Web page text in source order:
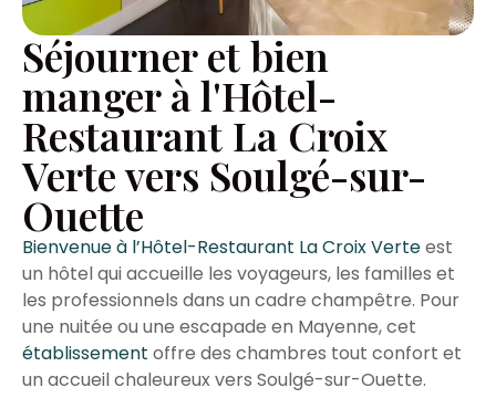
Séjourner et bien
manger à l'Hôtel-
Restaurant La Croix
Verte vers Soulgé-sur-
Ouette
Bienvenue à l’Hôtel-Restaurant La Croix Verteest
un hôtel qui accueille les voyageurs, les familles et
les professionnels dans un cadre champêtre. Pour
une nuitée ou une escapade en Mayenne, cet
établissement offre des chambres tout confort et
un accueil chaleureux vers Soulgé-sur-Ouette.